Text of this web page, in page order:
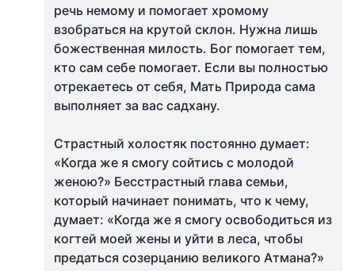
речь немому и помогает хромому
взобраться на крутой склон. Нужна лишь
божественная милость. Бог помогает тем,
кто сам себе помогает. Если вы полностью
отрекаетесь от себя, Мать Природа сама
выполняет за вас садхану.
Страстный холостяк постоянно думает:
«Когда же я смогу сойтись с молодой
женою?» Бесстрастный глава семьи,
который начинает понимать, что к чему,
думает: «Когда же я смогу освободиться из
когтей моей жены и уйти в леса, чтобы
предаться созерцанию великого Атмана?»